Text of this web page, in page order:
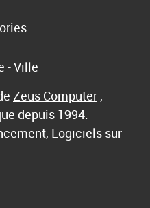
- Ville
Zeus Computer ,
depuis 1994.
Logiciels sur